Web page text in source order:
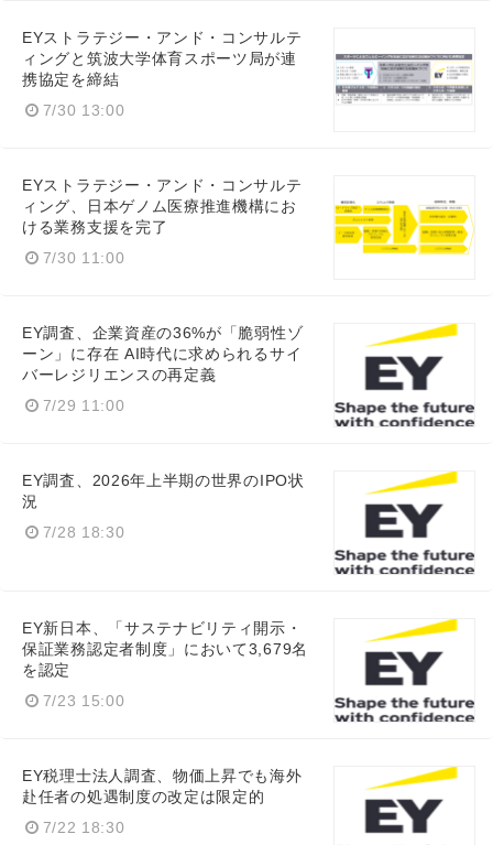
EYストラテジー・アンド・コンサルテ
ィングと筑波大学体育スポーツ局が連
携協定を締結
7/30 13:00
EYストラテジー・アンド・コンサルテ
ィング、日本ゲノム医療推進機構にお
ける業務支援を完了
7/30 11:00
EY調査、企業資産の36%が「脆弱性ゾ
ーン」に存在 AI時代に求められるサイ
バーレジリエンスの再定義
7/29 11:00
EY調査、2026年上半期の世界のIPO状
況
7/28 18:30
EY新日本、「サステナビリティ開示・
保証業務認定者制度」において3,679名
を認定
7/23 15:00
EY税理士法人調査、物価上昇でも海外
赴任者の処遇制度の改定は限定的
7/22 18:30